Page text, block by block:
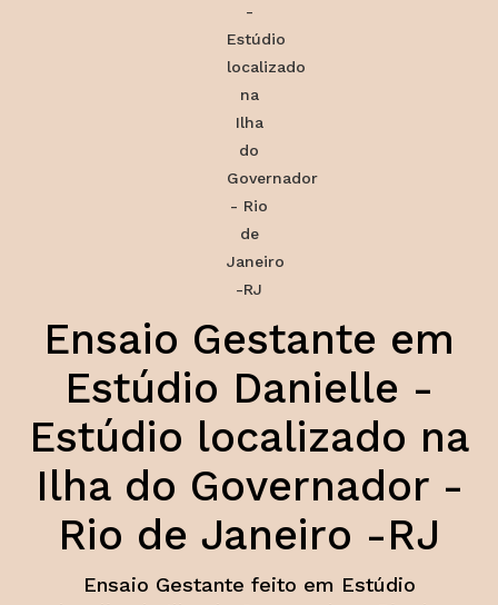
Ensaio Gestante em
Estúdio Danielle -
Estúdio localizado na
Ilha do Governador -
Rio de Janeiro -RJ
Ensaio Gestante feito em Estúdio